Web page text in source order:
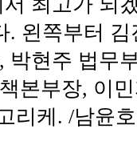
. 왼쪽부터
박현주 법무
본부장, 이
리케. /남윤